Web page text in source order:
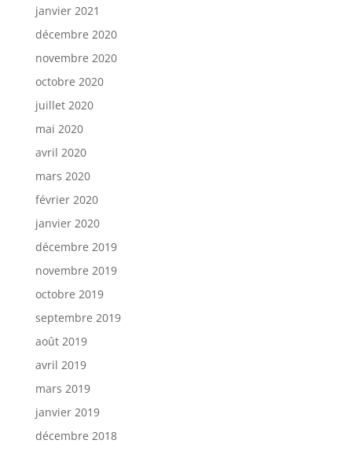
janvier 2021
décembre 2020
novembre 2020
octobre 2020
juillet 2020
mai 2020
avril 2020
mars 2020
février 2020
janvier 2020
décembre 2019
novembre 2019
octobre 2019
septembre 2019
août 2019
avril 2019
mars 2019
janvier 2019
décembre 2018